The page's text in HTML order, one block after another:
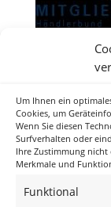
Um Ihnen ein
Cookies, um
Wenn Sie diesen
Surfverhalten oder
Ihre Zustimmung
Merkmale und
Funktional
Neueste
Archiv
Kategorien